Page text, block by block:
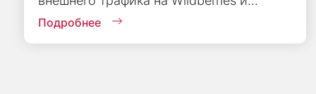
Подробнее